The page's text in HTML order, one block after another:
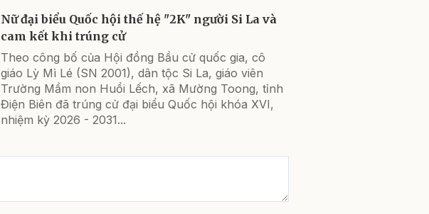
Nữ đại biểu Quốc hội thế hệ "2K" người Si La và
cam kết khi trúng cử
Theo công bố của Hội đồng Bầu cử quốc gia, cô
giáo Lỳ Mì Lé (SN 2001), dân tộc Si La, giáo viên
Trường Mầm non Huổi Lếch, xã Mường Toong, tỉnh
Điện Biên đã trúng cử đại biểu Quốc hội khóa XVI,
nhiệm kỳ 2026 - 2031...